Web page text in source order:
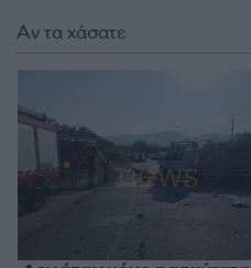
Αν τα χάσατε